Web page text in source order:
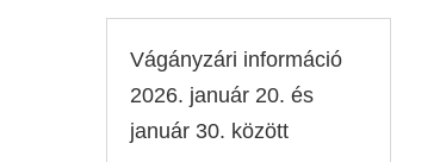
Vágányzári információ
2026. január 20. és
január 30. között